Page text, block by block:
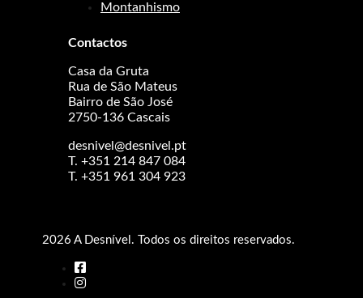
Montanhismo
Contactos
Casa da Gruta
Rua de São Mateus
Bairro de São José
2750-136 Cascais
desnivel@desnivel.pt
T. +351 214 847 084
T. +351 961 304 923
2026 A Desnível. Todos os direitos reservados.